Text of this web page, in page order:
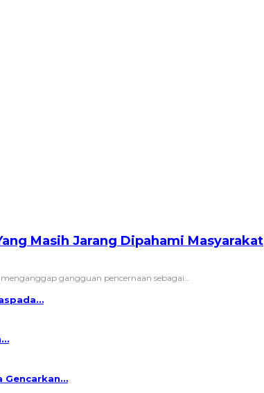
Masih Jarang Dipahami Masyarakat
gangguan pencernaan sebagai…
Gencarkan…